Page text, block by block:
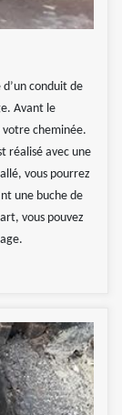
conduit de
Avant le
cheminée.
réalisé avec une
vous pourrez
une buche de
vous pouvez